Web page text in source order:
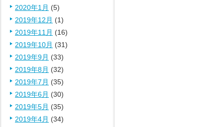
2020年1月 (5)
2019年12月 (1)
2019年11月 (16)
2019年10月 (31)
2019年9月 (33)
2019年8月 (32)
2019年7月 (35)
2019年6月 (30)
2019年5月 (35)
2019年4月 (34)